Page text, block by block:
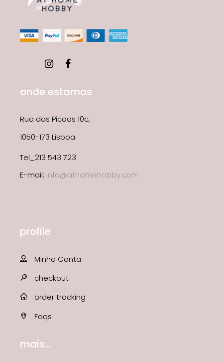
onde estamos
Rua das Picoas 10c,
1050-173 Lisboa
Tel_213 543 723
E-mail: info@athomehobby.com
profile
Minha Conta
checkout
order tracking
Faqs
mais...